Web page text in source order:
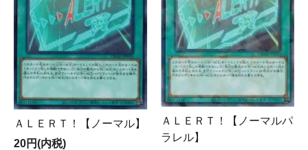
ＡＬＥＲＴ！【ノーマル】
20円(内税)
ＡＬＥＲＴ！【ノーマルパ
ラレル】